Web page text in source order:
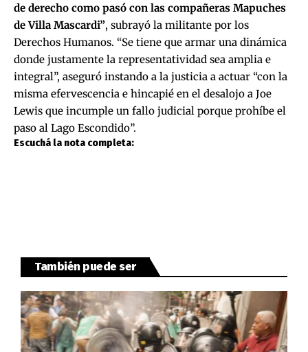
de derecho como pasó con las compañeras Mapuches
de Villa Mascardi”, subrayó la militante por los
Derechos Humanos. “Se tiene que armar una dinámica
donde justamente la representatividad sea amplia e
integral”, aseguró instando a la justicia a actuar “con la
misma efervescencia e hincapié en el desalojo a Joe
Lewis que incumple un fallo judicial porque prohíbe el
paso al Lago Escondido”.
Escuchá la nota completa:
También puede ser